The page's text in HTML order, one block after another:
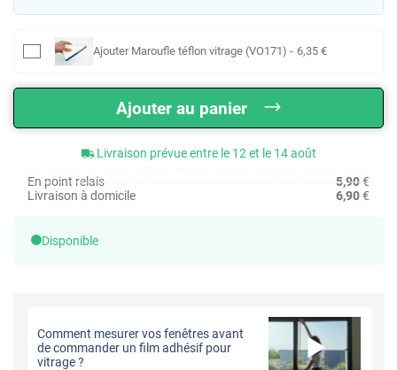
Ajouter Maroufle téflon vitrage (VO171) - 6,35 €
Ajouter au panier
Livraison prévue entre le 12 et le 14 août
En point relais
5,90€
Livraison à domicile
6,90€
Disponible
Comment mesurer vos fenêtres avant
de commander un film adhésif pour
vitrage ?